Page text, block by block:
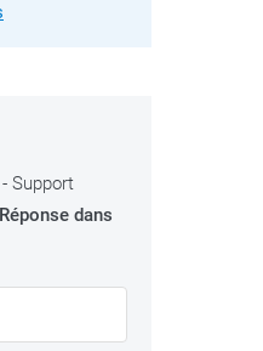
Support
Réponse dans